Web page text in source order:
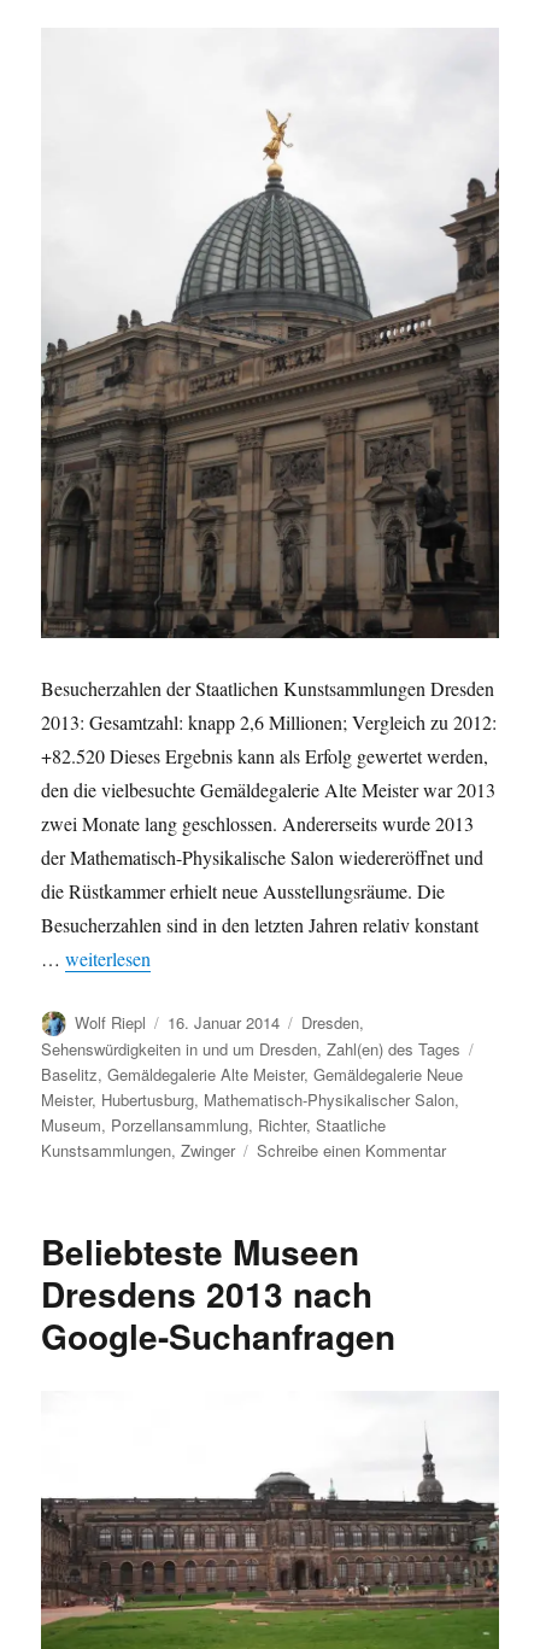
Besucherzahlen der Staatlichen Kunstsammlungen Dresden
2013: Gesamtzahl: knapp 2,6 Millionen; Vergleich zu 2012:
+82.520 Dieses Ergebnis kann als Erfolg gewertet werden,
den die vielbesuchte Gemäldegalerie Alte Meister war 2013
zwei Monate lang geschlossen. Andererseits wurde 2013
der Mathematisch-Physikalische Salon wiedereröffnet und
die Rüstkammer erhielt neue Ausstellungsräume. Die
Besucherzahlen sind in den letzten Jahren relativ konstant
…„Besucher der Staatlichen Kunstsammlungen Dresden 2013:
weiterlesen
Autor
Wolf Riepl
Veröffentlicht
am
16. Januar 2014 Kategorien
Dresden,
Sehenswürdigkeiten in und um Dresden,Zahl(en) des Tages
Baselitz,Gemäldegalerie Alte Meister,Gemäldegalerie Neue
Meister, Hubertusburg, Mathematisch-Physikalischer Salon,
Museum, Porzellansammlung, Richter,Staatliche
Kunstsammlungen,Zwinger Schreibe einen Kommentarzu
Beliebteste Museen
Dresdens 2013 nach
Google-Suchanfragen